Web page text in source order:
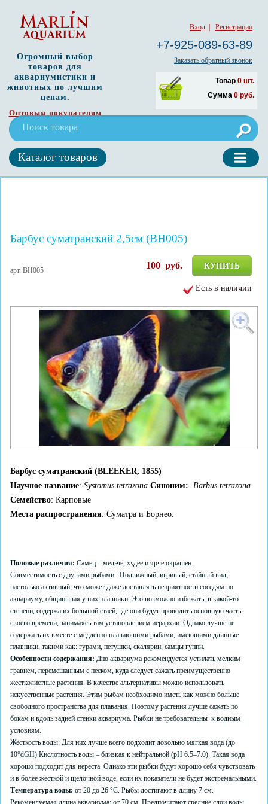
Вход Регистрация
+7-925-089-63-89
Заказать обратный звонок
Товар 0 шт.
Сумма 0 руб.
Огромный выбор
товаров для
аквариумистики и
животных по лучшим
ценам.
Оптовым покупателям
Каталог товаров
Барбус суматранский 2,5см (BH005)
арт. BH005 КУПИТЬ
100 руб.
Есть в наличии
Барбус суматранский (BLEEKER, 1855)
Научное название: Systomus tetrazona Синоним: Barbus tetrazona
Семейство: Карповые
Места распространения: Суматра и Борнео.
Половые различия: Самец – мельче, худее и ярче окрашен.
Совместимость с другими рыбами: Подвижный, игривый, стайный вид;
настолько активный, что может даже доставлять неприятности соседям по
аквариуму, общипывая у них плавники. Это возможно избежать, в какой-то
степени, содержа их большой стаей, где они будут проводить основную часть
своего времени, занимаясь там установлением иерархии. Однако лучше не
содержать их вместе с медленно плавающими рыбами, имеющими длинные
плавники, такими как: гурами, петушки, скалярии, самцы гуппи.
Особенности содержания: Дно аквариума рекомендуется устилать мелким
гравием, перемешанным с песком, куда следует сажать преимущественно
жестколистные растения. В качестве альтернативы можно использовать
искусственные растения. Этим рыбам необходимо иметь как можно больше
свободного пространства для плавания. Поэтому растения лучше сажать по
бокам и вдоль задней стенки аквариума. Рыбки не требовательны к водным
условиям.
Жесткость воды: Для них лучше всего подходит довольно мягкая вода (до
10°dGH) Кислотность воды – близкая к нейтральной (pH 6.5–7.0). Такая вода
хорошо подходит для нереста. Однако эти рыбки будут хорошо себя чувствовать
и в более жесткой и щелочной воде, если их показатели не будет экстремальными.
Температура воды: от 20 до 26 °C. Рыбы достигают в длину 7 см.